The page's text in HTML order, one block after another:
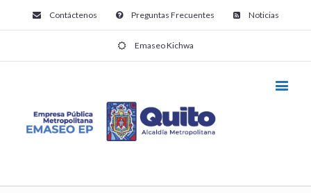
Contáctenos Preguntas Frecuentes Noticias
Emaseo Kichwa